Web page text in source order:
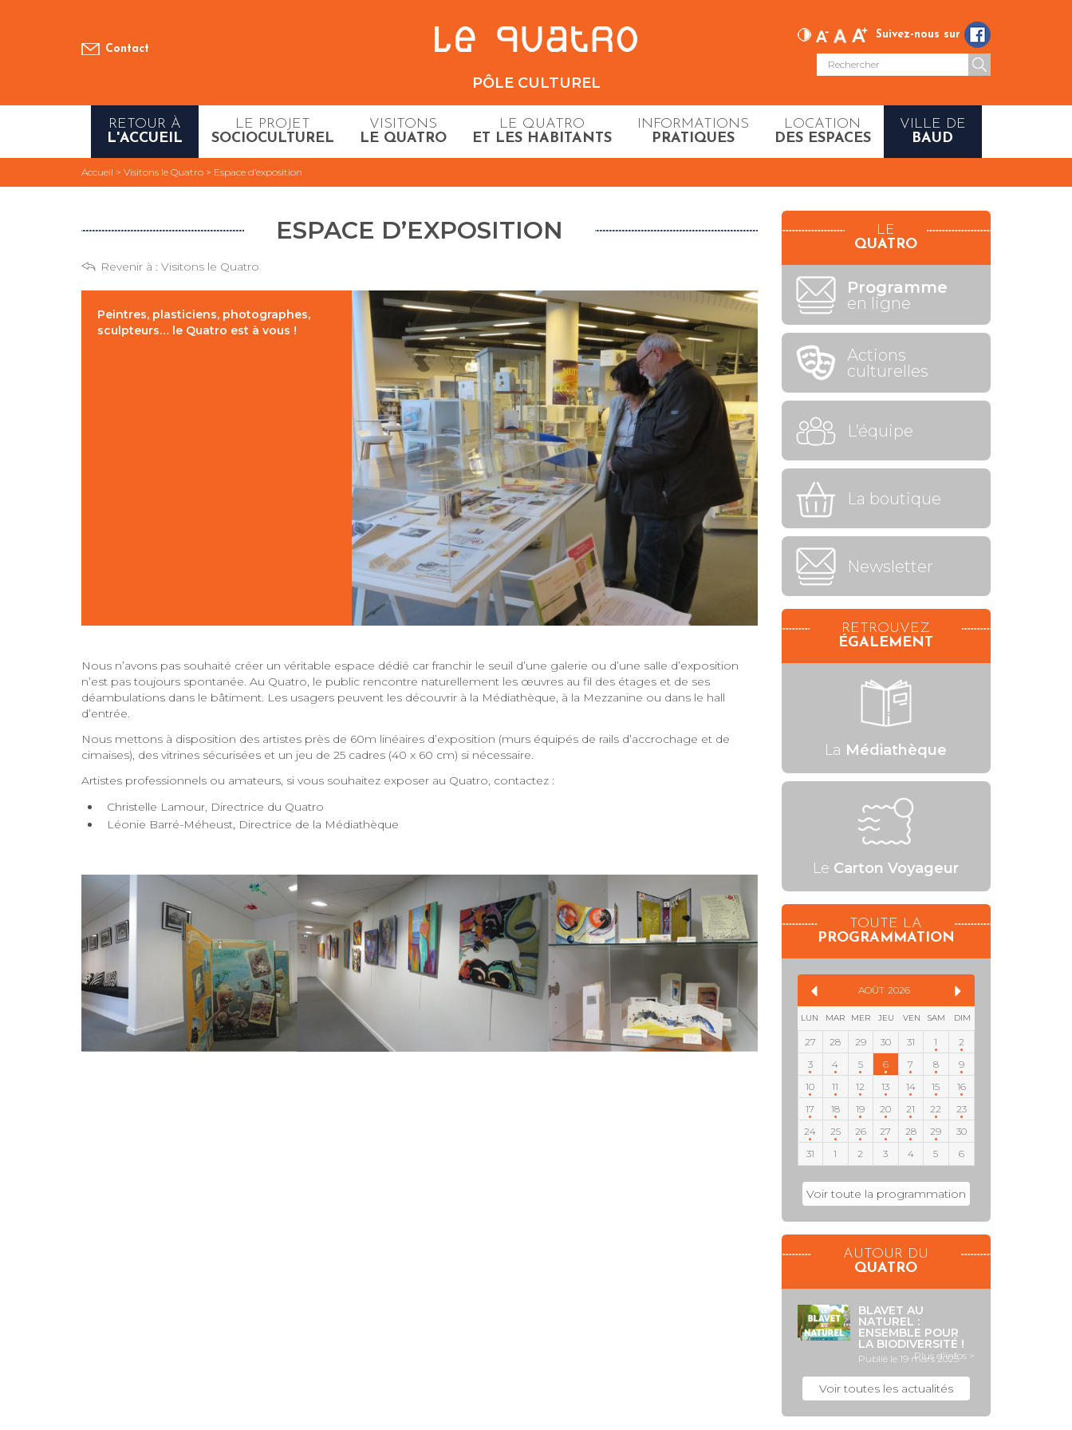
Contact
PÔLE CULTUREL
Suivez-nous sur
RETOUR À
L'ACCUEIL
LE PROJET
SOCIOCULTUREL
VISITONS
LE QUATRO
LE QUATRO
ET LES HABITANTS
INFORMATIONS
PRATIQUES
LOCATION
DES ESPACES
VILLE DE
BAUD
Accueil > Visitons le Quatro > Espace d’exposition
ESPACE D’EXPOSITION
Revenir à : Visitons le Quatro
Peintres, plasticiens, photographes,
sculpteurs… le Quatro est à vous !
Nous n’avons pas souhaité créer un véritable espace dédié car franchir le seuil d’une galerie ou d’une salle d’exposition
n’est pas toujours spontanée. Au Quatro, le public rencontre naturellement les œuvres au fil des étages et de ses
déambulations dans le bâtiment. Les usagers peuvent les découvrir à la Médiathèque, à la Mezzanine ou dans le hall
d’entrée.
Nous mettons à disposition des artistes près de 60m linéaires d’exposition (murs équipés de rails d’accrochage et de
cimaises), des vitrines sécurisées et un jeu de 25 cadres (40 x 60 cm) si nécessaire.
Artistes professionnels ou amateurs, si vous souhaitez exposer au Quatro, contactez :
Christelle Lamour, Directrice du Quatro
Léonie Barré-Méheust, Directrice de la Médiathèque
LE
QUATRO
Programme
en ligne
Actions
culturelles
L’équipe
La boutique
Newsletter
RETROUVEZ
ÉGALEMENT
La Médiathèque
Le Carton Voyageur
TOUTE LA
PROGRAMMATION
AOÛT 2026
LUN MAR MER JEU VEN SAM DIM
27 28 29 30 31 1
2
3
4 5 6 7 8
9
10
11 12 13 14 15
16
17
18 19 20 21 22
23
24
25 26 27 28 29
30
31
1 2 3 4 5 6
Voir toute la programmation
AUTOUR DU
QUATRO
BLAVET AU
NATUREL :
ENSEMBLE POUR
LA BIODIVERSITÉ !
Publié le 19 mars 2025
Plus d'infos >
Voir toutes les actualités